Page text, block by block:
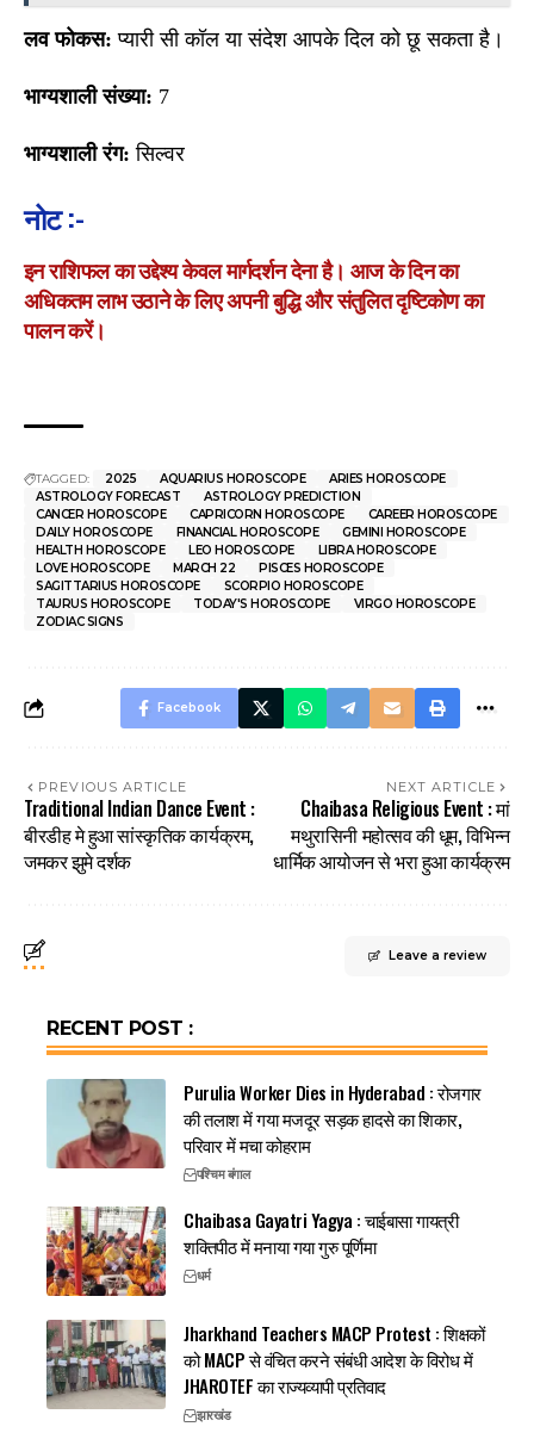
लव फोकस: प्यारी सी कॉल या संदेश आपके दिल को छू सकता है।
भाग्यशाली संख्या: 7
भाग्यशाली रंग: सिल्वर
नोट :-
इन राशिफल का उद्देश्य केवल मार्गदर्शन देना है। आज के दिन का
अधिकतम लाभ उठाने के लिए अपनी बुद्धि और संतुलित दृष्टिकोण का
पालन करें।
TAGGED: 2025 AQUARIUS HOROSCOPE
ARIES HOROSCOPE
ASTROLOGY FORECAST
ASTROLOGY PREDICTION
CANCER HOROSCOPE
CAPRICORN HOROSCOPE
CAREER HOROSCOPE
DAILY HOROSCOPE
FINANCIAL HOROSCOPE
GEMINI HOROSCOPE
HEALTH HOROSCOPE
LEO HOROSCOPE
LIBRA HOROSCOPE
LOVE HOROSCOPE
MARCH 22
PISCES HOROSCOPE
SAGITTARIUS HOROSCOPE
SCORPIO HOROSCOPE
TAURUS HOROSCOPE
TODAY'S HOROSCOPE
VIRGO HOROSCOPE
ZODIAC SIGNS
Facebook
PREVIOUS ARTICLE
Traditional Indian Dance Event :
बीरडीह मे हुआ सांस्कृतिक कार्यक्रम,
जमकर झुमे दर्शक
NEXT ARTICLE
Chaibasa Religious Event : मां
मथुरासिनी महोत्सव की धूम, विभिन्न
धार्मिक आयोजन से भरा हुआ कार्यक्रम
Leave a review
RECENT POST :
Purulia Worker Dies in Hyderabad : रोजगार
की तलाश में गया मजदूर सड़क हादसे का शिकार,
परिवार में मचा कोहराम
पश्चिम बंगाल
Chaibasa Gayatri Yagya : चाईबासा गायत्री
शक्तिपीठ में मनाया गया गुरु पूर्णिमा
धर्म
Jharkhand Teachers MACP Protest : शिक्षकों
को MACP से वंचित करने संबंधी आदेश के विरोध में
JHAROTEF का राज्यव्यापी प्रतिवाद
झारखंड